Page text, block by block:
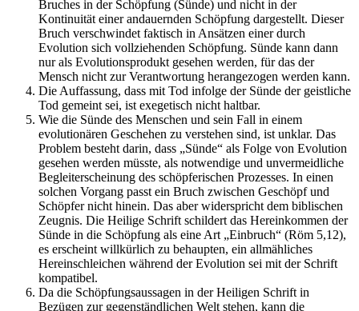
Bruches in der Schöpfung (Sünde) und nicht in der
Kontinuität einer andauernden Schöpfung dargestellt. Dieser
Bruch verschwindet faktisch in Ansätzen einer durch
Evolution sich vollziehenden Schöpfung. Sünde kann dann
nur als Evolutionsprodukt gesehen werden, für das der
Mensch nicht zur Verantwortung herangezogen werden kann.
Die Auffassung, dass mit Tod infolge der Sünde der geistliche
Tod gemeint sei, ist exegetisch nicht haltbar.
Wie die Sünde des Menschen und sein Fall in einem
evolutionären Geschehen zu verstehen sind, ist unklar. Das
Problem besteht darin, dass „Sünde“ als Folge von Evolution
gesehen werden müsste, als notwendige und unvermeidliche
Begleiterscheinung des schöpferischen Prozesses. In einen
solchen Vorgang passt ein Bruch zwischen Geschöpf und
Schöpfer nicht hinein. Das aber widerspricht dem biblischen
Zeugnis. Die Heilige Schrift schildert das Hereinkommen der
Sünde in die Schöpfung als eine Art „Einbruch“ (Röm 5,12),
es erscheint willkürlich zu behaupten, ein allmähliches
Hereinschleichen während der Evolution sei mit der Schrift
kompatibel.
Da die Schöpfungsaussagen in der Heiligen Schrift in
Bezügen zur gegenständlichen Welt stehen, kann die